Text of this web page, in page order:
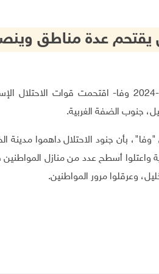
يقتحم عدة مناطق
الخليل 24-1-2024 وفا- اقتحمت قوات
جنوب الضفة الغربية.
بأن جنود الاحتلال داهموا مدينة
واعتلوا أسطح عدد من منازل
وعرقلوا مرور المواطنين.